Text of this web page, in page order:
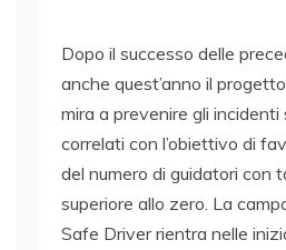
Dopo il successo delle
anche quest’anno il
mira a prevenire gli
correlati con l’obiettivo di
del numero di guidatori con
superiore allo zero. La
Safe Driver rientra nelle